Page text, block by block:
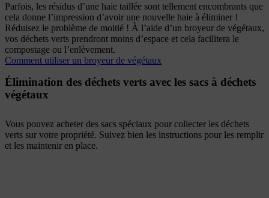
Parfois, les résidus d’une haie taillée sont tellement encombrants que
cela donne l’impression d’avoir une nouvelle haie à éliminer !
Réduisez le problème de moitié ! À l’aide d’un broyeur de végétaux,
vos déchets verts prendront moins d’espace et cela facilitera le
compostage ou l’enlèvement.
Comment utiliser un broyeur de végétaux
Élimination des déchets verts avec les sacs à déchets
végétaux
Vous pouvez acheter des sacs spéciaux pour collecter les déchets
verts sur votre propriété. Suivez bien les instructions pour les remplir
et les maintenir en place.